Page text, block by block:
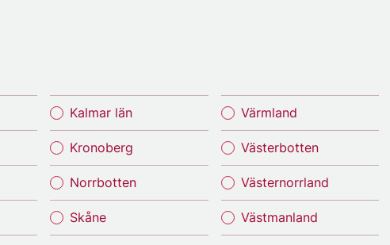
Kalmar län
Kronoberg
Norrbotten
Skåne
Värmland
Västerbotten
Västernorrland
Västmanland